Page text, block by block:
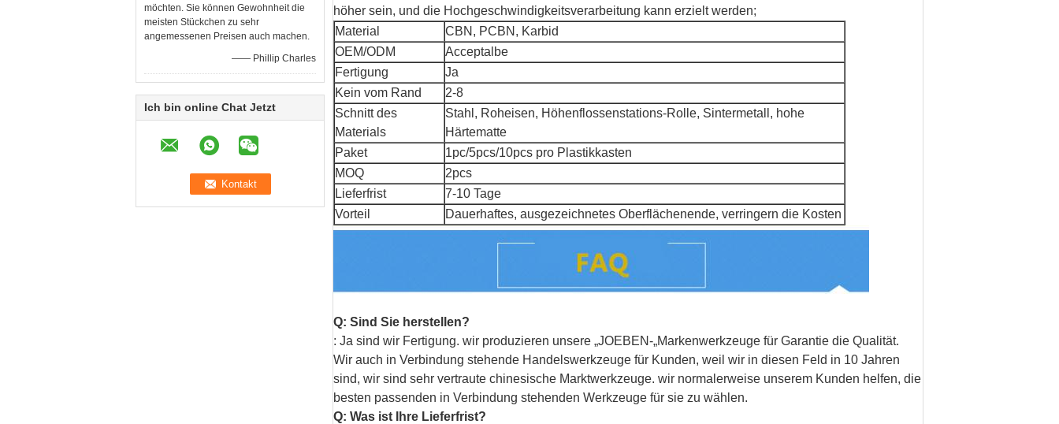
möchten. Sie können Gewohnheit die
meisten Stückchen zu sehr
angemessenen Preisen auch machen.
—— Phillip Charles
Ich bin online Chat Jetzt
höher sein, und die Hochgeschwindigkeitsverarbeitung kann erzielt werden;
Material
CBN, PCBN, Karbid
OEM/ODM
Acceptalbe
Fertigung
Ja
Kein vom Rand
2-8
Schnitt des
Materials
Stahl, Roheisen, Höhenflossenstations-Rolle, Sintermetall, hohe
Härtematte
Paket
1pc/5pcs/10pcs pro Plastikkasten
MOQ
2pcs
Lieferfrist
7-10 Tage
Vorteil
Dauerhaftes, ausgezeichnetes Oberflächenende, verringern die Kosten
Q: Sind Sie herstellen?
: Ja sind wir Fertigung. wir produzieren unsere „JOEBEN-„Markenwerkzeuge für Garantie die Qualität.
Wir auch in Verbindung stehende Handelswerkzeuge für Kunden, weil wir in diesen Feld in 10 Jahren
sind, wir sind sehr vertraute chinesische Marktwerkzeuge. wir normalerweise unserem Kunden helfen, die
besten passenden in Verbindung stehenden Werkzeuge für sie zu wählen.
Q: Was ist Ihre Lieferfrist?